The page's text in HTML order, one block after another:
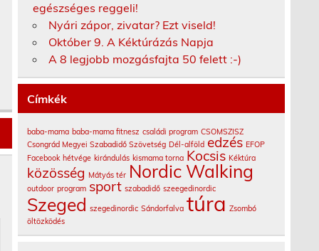
egészséges reggeli!
Nyári zápor, zivatar? Ezt viseld!
Október 9. A Kéktúrázás Napja
A 8 legjobb mozgásfajta 50 felett :-)
Címkék
baba-mama baba-mama fitnesz családi program CSOMSZISZ
Csongrád Megyei Szabadidő Szövetség Dél-alföld edzés EFOP
Facebook hétvége kirándulás kismama torna Kocsis Kéktúra
közösség Mátyás tér Nordic Walking
outdoor program sport szabadidő szeegedinordic
Szeged szegedinordic Sándorfalva túra Zsombó
öltözködés